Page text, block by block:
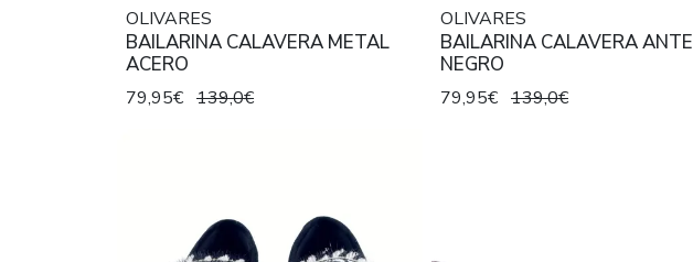
OLIVARES
BAILARINA CALAVERA METAL
ACERO
79,95€ 139,0€
OLIVARES
BAILARINA CALAVERA ANTE
NEGRO
79,95€ 139,0€